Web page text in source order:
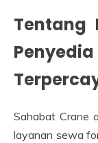
Tentang
Sahabat Crane
layanan sewa